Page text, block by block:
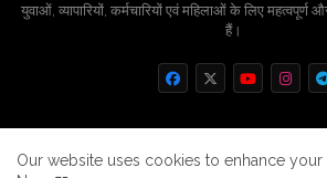
युवाओं, व्यापारियों, कर्मचारियों एवं महिलाओं के लिए महत्वपूर्ण
हैं।
Home About Contact us
Our website uses cookies to enhance your